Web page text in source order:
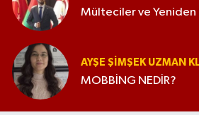
Mülteciler ve Yeniden
AYŞE ŞIMŞEK UZMAN
MOBBİNG NEDİR?